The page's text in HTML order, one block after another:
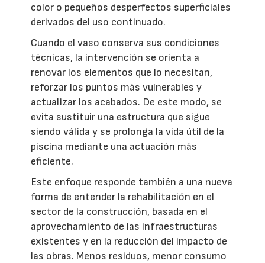
color o pequeños desperfectos superficiales
derivados del uso continuado.
Cuando el vaso conserva sus condiciones
técnicas, la intervención se orienta a
renovar los elementos que lo necesitan,
reforzar los puntos más vulnerables y
actualizar los acabados. De este modo, se
evita sustituir una estructura que sigue
siendo válida y se prolonga la vida útil de la
piscina mediante una actuación más
eficiente.
Este enfoque responde también a una nueva
forma de entender la rehabilitación en el
sector de la construcción, basada en el
aprovechamiento de las infraestructuras
existentes y en la reducción del impacto de
las obras. Menos residuos, menor consumo